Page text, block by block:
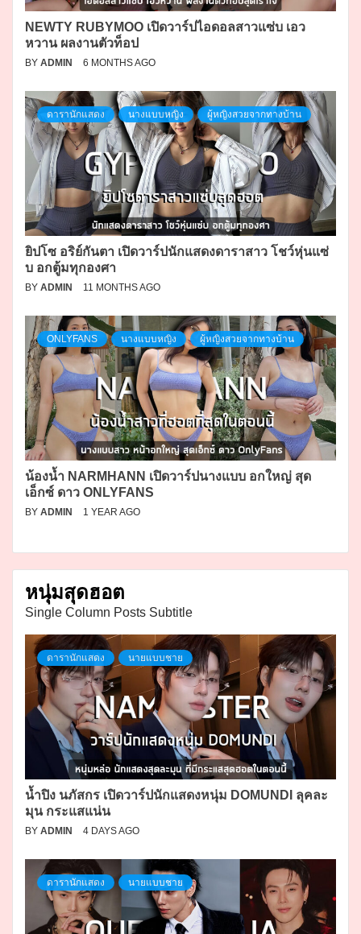
NEWTY RUBYMOO เปิดวาร์ปไอดอลสาวแซ่บ เอว
หวาน ผลงานตัวท็อป
BY ADMIN 6 MONTHS AGO
ดารานักแสดง นางแบบหญิง ผู้หญิงสวยจากทางบ้าน
ยิปโซ อริย์กันตา เปิดวาร์ปนักแสดงดาราสาว โชว์หุ่นแซ่
บ อกตู้มทุกองศา
BY ADMIN 11 MONTHS AGO
ONLYFANS นางแบบหญิง ผู้หญิงสวยจากทางบ้าน
น้องน้ำ NARMHANN เปิดวาร์ปนางแบบ อกใหญ่ สุด
เอ็กซ์ ดาว ONLYFANS
BY ADMIN 1 YEAR AGO
หนุ่มสุดฮอต
Single Column Posts Subtitle
ดารานักแสดง นายแบบชาย
น้ำปิง นภัสกร เปิดวาร์ปนักแสดงหนุ่ม DOMUNDI ลุคละ
มุน กระแสแน่น
BY ADMIN 4 DAYS AGO
ดารานักแสดง นายแบบชาย